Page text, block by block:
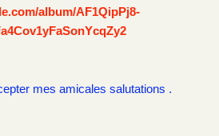
album/AF1QipPj8-
mes amicales salutations .